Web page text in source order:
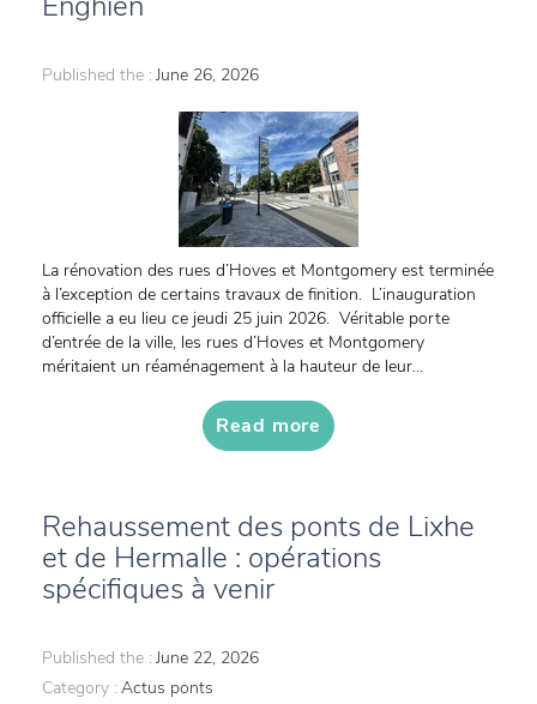
Published the : June 26, 2026
La rénovation des rues d’Hoves et Montgomery est terminée
à l’exception de certains travaux de finition. L’inauguration
officielle a eu lieu ce jeudi 25 juin 2026. Véritable porte
d’entrée de la ville, les rues d’Hoves et Montgomery
méritaient un réaménagement à la hauteur de leur...
Read more
Rehaussement des ponts de Lixhe
et de Hermalle : opérations
spécifiques à venir
Published the : June 22, 2026
Category : Actus ponts